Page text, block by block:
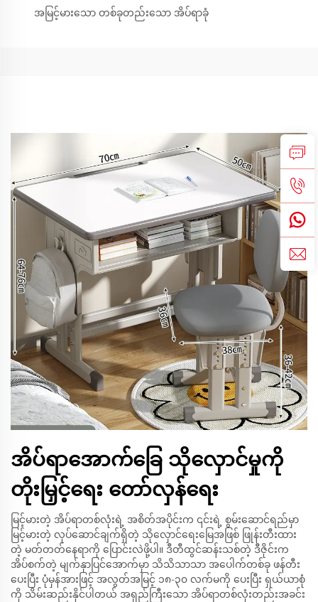
အမြင့်မားသော တစ်ခုတည်းသော အိပ်ရာခုံ
အိပ်ရာအောက်ခြေ သိုလှောင်မှုကို
တိုးမြှင့်ရေး တော်လှန်ရေး
မြင့်မားတဲ့ အိပ်ရာတစ်လုံးရဲ့ အစိတ်အပိုင်းက ၎င်းရဲ့ စွမ်းဆောင်ရည်မှာ
မြင့်မားတဲ့ လုပ်ဆောင်ချက်ရှိတဲ့ သိုလှောင်ရေးမြေအဖြစ် ဖြုန်းတီးထား
တဲ့ မတ်တတ်နေရာကို ပြောင်းလဲဖို့ပါ။ ဒီတီထွင်ဆန်းသစ်တဲ့ ဒီဇိုင်းက
အိပ်စက်တဲ့ မျက်နှာပြင်အောက်မှာ သိသိသာသာ အပေါက်တစ်ခု ဖန်တီး
ပေးပြီး ပုံမှန်အားဖြင့် အလွတ်အမြင့် ၁၈-၃၀ လက်မကို ပေးပြီး ရှယ်ယာစုံ
ကို သိမ်းဆည်းနိုင်ပါတယ် အရှည်ကြီးသော အိပ်ရာတစ်လုံးတည်းအခင်း